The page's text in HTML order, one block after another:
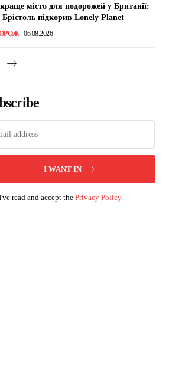
місто для подорожей у Британії:
підкорив Lonely Planet
06.08.2026
I WANT IN
read and accept thePrivacy Policy.